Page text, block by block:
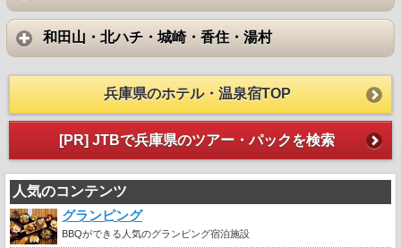
和田山・北ハチ・城崎・香住・湯村
兵庫県のホテル・温泉宿TOP
[PR] JTBで兵庫県のツアー・パックを検索
人気のコンテンツ
グランピング
BBQができる人気のグランピング宿泊施設